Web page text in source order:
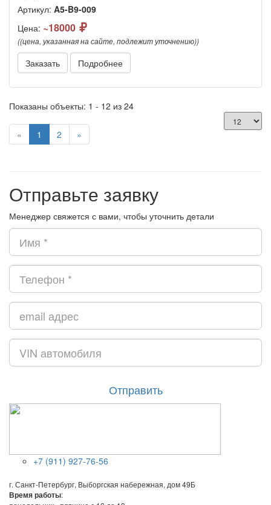
Артикул: A5-B9-009
Цена: ~18000
((цена, указанная на сайте, подлежит уточнению))
Заказать Подробнее
Показаны объекты: 1 - 12 из 24
« 1 (current)
2 »
Отправьте заявку
Менеджер свяжется с вами, чтобы уточнить детали
Отправить
+7 (911) 927-76-56
г. Санкт-Петербург, Выборгская набережная, дом 49Б
Время работы: